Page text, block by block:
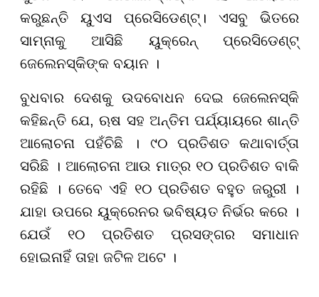
କରୁଛନ୍ତି ୟୁଏସ ପ୍ରେସିଡେଣ୍ଟ୍। ଏସବୁ ଭିତରେ
ସାମ୍ନାକୁ ଆସିଛି ୟୁକ୍ରେନ୍ ପ୍ରେସିଡେଣ୍ଟ୍
ଜେଲେନସ୍କିଙ୍କ ବୟାନ ।
ବୁଧବାର ଦେଶକୁ ଉଦବୋଧନ ଦେଇ ଜେଲେନସ୍କି
କହିଛନ୍ତି ଯେ, ଋଷ ସହ ଅନ୍ତିମ ପର୍ଯ୍ୟାୟରେ ଶାନ୍ତି
ଆଲୋଚନା ପହଁଚିଛି । ୯୦ ପ୍ରତିଶତ କଥାବାର୍ତ୍ତା
ସରିଛି । ଆଲୋଚନା ଆଉ ମାତ୍ର ୧୦ ପ୍ରତିଶତ ବାକି
ରହିଛି । ତେବେ ଏହି ୧୦ ପ୍ରତିଶତ ବହୁତ ଜରୁରୀ ।
ଯାହା ଉପରେ ୟୁକ୍ରେନର ଭବିଷ୍ୟତ ନିର୍ଭର କରେ ।
ଯେଉଁ ୧୦ ପ୍ରତିଶତ ପ୍ରସଙ୍ଗର ସମାଧାନ
ହୋଇନାହିଁ ତାହା ଜଟିଳ ଅଟେ ।